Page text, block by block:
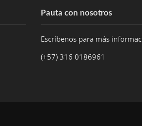
Pauta con nosotros
Escríbenos para más
(+57) 316 0186961